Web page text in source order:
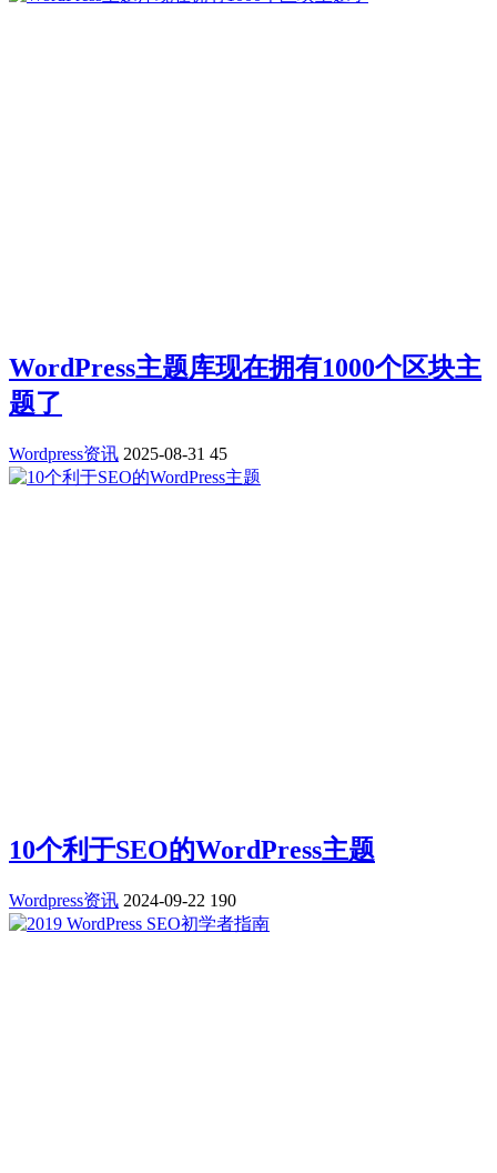
WordPress主题库现在拥有1000个区块主
题了
Wordpress资讯 2025-08-31 45
10个利于SEO的WordPress主题
Wordpress资讯 2024-09-22 190